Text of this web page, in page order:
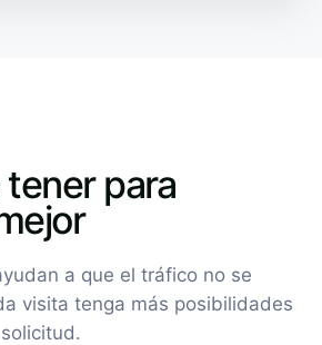
para
a que el tráfico no se
visita tenga más posibilidades